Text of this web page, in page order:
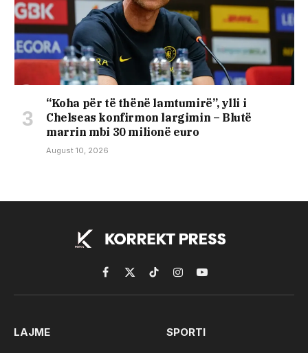
“Koha për të thënë lamtumirë”, ylli i
Chelseas konfirmon largimin – Blutë
marrin mbi 30 milionë euro
August 10, 2026
Facebook
X
(Twitter)
TikTokInstagramYouTube
LAJME SPORTI